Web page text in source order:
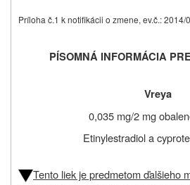
Príloha č.1 k notifikácii o zmene, ev.č.: 2014/
PÍSOMNÁ INFORMÁCIA
Vreya
0,035 mg/2 mg
Etinylestradiol a
Tento liek je predmetom ďalšieho